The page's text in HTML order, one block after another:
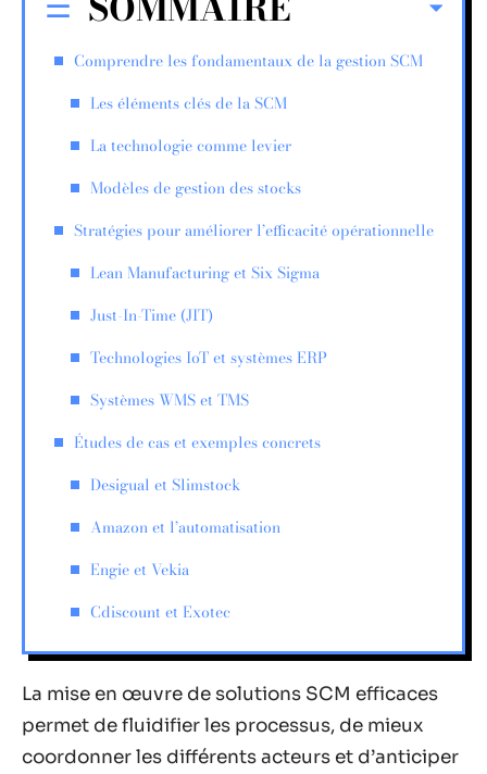
Comprendre les fondamentaux de la gestion SCM
Les éléments clés de la SCM
La technologie comme levier
Modèles de gestion des stocks
Stratégies pour améliorer l’efficacité opérationnelle
Lean Manufacturing et Six Sigma
Just-In-Time (JIT)
Technologies IoT et systèmes ERP
Systèmes WMS et TMS
Études de cas et exemples concrets
Desigual et Slimstock
Amazon et l’automatisation
Engie et Vekia
Cdiscount et Exotec
La mise en œuvre de solutions SCM efficaces
permet de fluidifier les processus, de mieux
coordonner les différents acteurs et d’anticiper